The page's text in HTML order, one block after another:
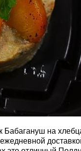
Бабагануш на